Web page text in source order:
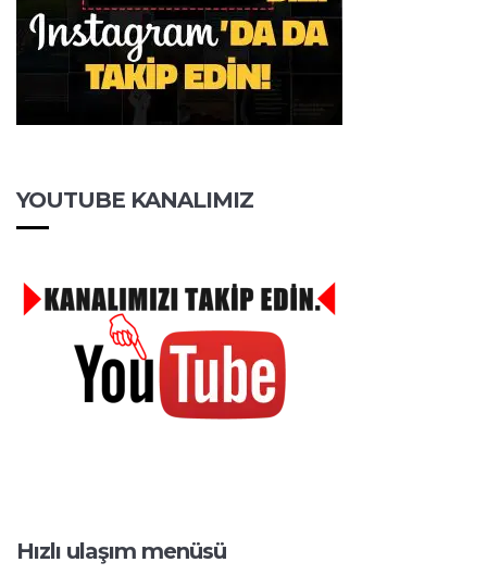
YOUTUBE KANALIMIZ
Hızlı ulaşım menüsü